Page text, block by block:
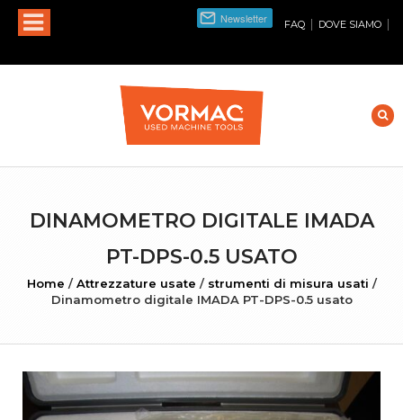
FAQ | DOVE SIAMO |
DINAMOMETRO DIGITALE IMADA
PT-DPS-0.5 USATO
Home / Attrezzature usate / strumenti di misura usati /
Dinamometro digitale IMADA PT-DPS-0.5 usato